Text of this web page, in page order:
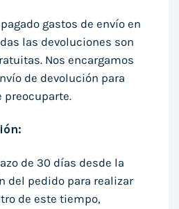
gastos de envío en
las devoluciones son
Nos encargamos
de devolución para
preocuparte.
de 30 días desde la
del pedido para realizar
de este tiempo,